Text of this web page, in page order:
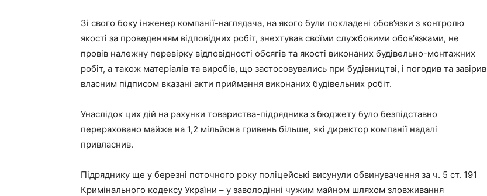
Зі свого боку інженер компанії-наглядача, на якого були покладені обов’язки з контролю
якості за проведенням відповідних робіт, знехтував своїми службовими обов’язками, не
провів належну перевірку відповідності обсягів та якості виконаних будівельно-монтажних
робіт, а також матеріалів та виробів, що застосовувались при будівництві, і погодив та завірив
власним підписом вказані акти приймання виконаних будівельних робіт.
Унаслідок цих дій на рахунки товариства-підрядника з бюджету було безпідставно
перераховано майже на 1,2 мільйона гривень більше, які директор компанії надалі
привласнив.
Підряднику ще у березні поточного року поліцейські висунули обвинувачення за ч. 5 ст. 191
Кримінального кодексу України – у заволодінні чужим майном шляхом зловживання